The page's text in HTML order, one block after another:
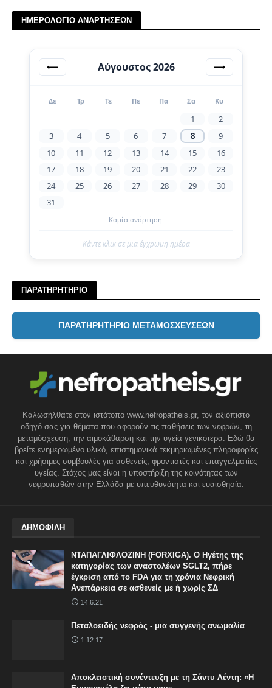
ΗΜΕΡΟΛΟΓΙΟ ΑΝΑΡΤΗΣΕΩΝ
⟵ Αύγουστος 2026 ⟶
Δε Τρ Τε Πε Πα Σα Κυ
1
2
3
4 5 6 7 8
9
10
11 12 13 14 15
16
17
18 19 20 21 22
23
24
25 26 27 28 29
30
31
Καμία ανάρτηση.
Κάντε κλικ σε μια έγχρωμη ημέρα
ΠΑΡΑΤΗΡΗΤΗΡΙΟ
ΠΑΡΑΤΗΡΗΤΗΡΙΟ ΜΕΤΑΜΟΣΧΕΥΣΕΩΝ
Καλωσήλθατε στον ιστότοπο www.nefropatheis.gr, τον αξιόπιστο
οδηγό σας για θέματα που αφορούν τις παθήσεις των νεφρών, τη
μεταμόσχευση, την αιμοκάθαρση και την υγεία γενικότερα. Εδώ θα
βρείτε ενημερωμένο υλικό, επιστημονικά τεκμηριωμένες πληροφορίες
και χρήσιμες συμβουλές για ασθενείς, φροντιστές και επαγγελματίες
υγείας. Στόχος μας είναι η υποστήριξη της κοινότητας των
νεφροπαθών στην Ελλάδα με υπευθυνότητα και ευαισθησία.
ΔΗΜΟΦΙΛΗ
ΝΤΑΠΑΓΛΙΦΛΟΖΙΝΗ (FORXIGA). Ο Ηγέτης της
κατηγορίας των αναστολέων SGLT2, πήρε
έγκριση από το FDA για τη χρόνια Νεφρική
Ανεπάρκεια σε ασθενείς με ή χωρίς ΣΔ
14.6.21
Πεταλοειδής νεφρός - μια συγγενής ανωμαλία
1.12.17
Αποκλειστική συνέντευξη με τη Σάντυ Λέντη: «Η